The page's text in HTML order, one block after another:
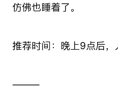
仿佛也睡着了。
推荐时间：晚上9点后，
⸻